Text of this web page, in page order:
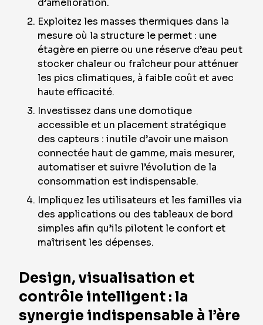
d’amélioration.
Exploitez les masses thermiques dans la
mesure où la structure le permet : une
étagère en pierre ou une réserve d’eau peut
stocker chaleur ou fraîcheur pour atténuer
les pics climatiques, à faible coût et avec
haute efficacité.
Investissez dans une domotique
accessible et un placement stratégique
des capteurs : inutile d’avoir une maison
connectée haut de gamme, mais mesurer,
automatiser et suivre l’évolution de la
consommation est indispensable.
Impliquez les utilisateurs et les familles via
des applications ou des tableaux de bord
simples afin qu’ils pilotent le confort et
maîtrisent les dépenses.
Design, visualisation et
contrôle intelligent : la
synergie indispensable à l’ère